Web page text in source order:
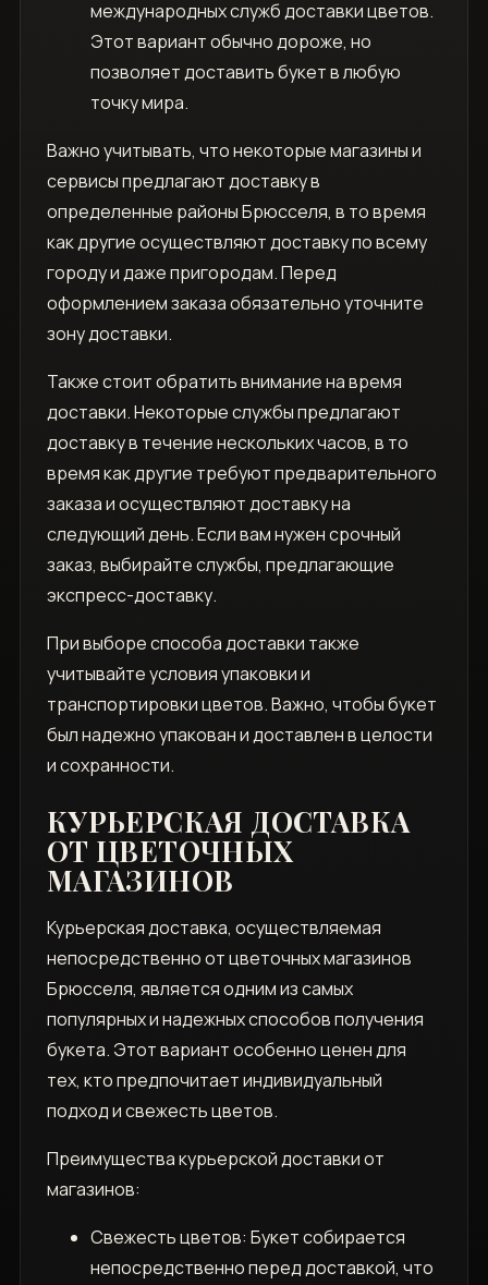
международных служб доставки цветов.
Этот вариант обычно дороже, но
позволяет доставить букет в любую
точку мира.
Важно учитывать, что некоторые магазины и
сервисы предлагают доставку в
определенные районы Брюсселя, в то время
как другие осуществляют доставку по всему
городу и даже пригородам. Перед
оформлением заказа обязательно уточните
зону доставки.
Также стоит обратить внимание на время
доставки. Некоторые службы предлагают
доставку в течение нескольких часов, в то
время как другие требуют предварительного
заказа и осуществляют доставку на
следующий день. Если вам нужен срочный
заказ, выбирайте службы, предлагающие
экспресс-доставку.
При выборе способа доставки также
учитывайте условия упаковки и
транспортировки цветов. Важно, чтобы букет
был надежно упакован и доставлен в целости
и сохранности.
КУРЬЕРСКАЯ ДОСТАВКА
ОТ ЦВЕТОЧНЫХ
МАГАЗИНОВ
Курьерская доставка, осуществляемая
непосредственно от цветочных магазинов
Брюсселя, является одним из самых
популярных и надежных способов получения
букета. Этот вариант особенно ценен для
тех, кто предпочитает индивидуальный
подход и свежесть цветов.
Преимущества курьерской доставки от
магазинов:
Свежесть цветов: Букет собирается
непосредственно перед доставкой, что